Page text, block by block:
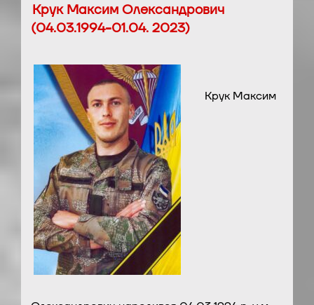
Крук Максим Олександрович
(04.03.1994-01.04. 2023)
Крук Максим